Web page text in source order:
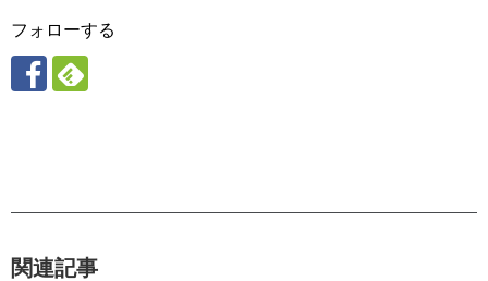
フォローする
関連記事